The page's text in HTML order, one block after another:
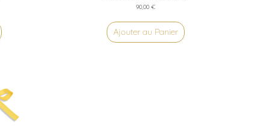
90,00 €
Ajouter au Panier